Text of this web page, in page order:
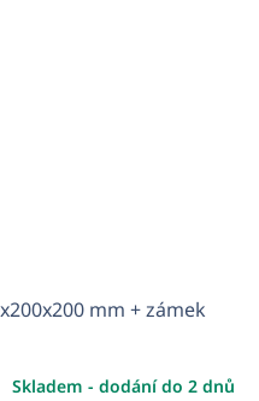
mm + zámek
Skladem - dodání do 2 dnů